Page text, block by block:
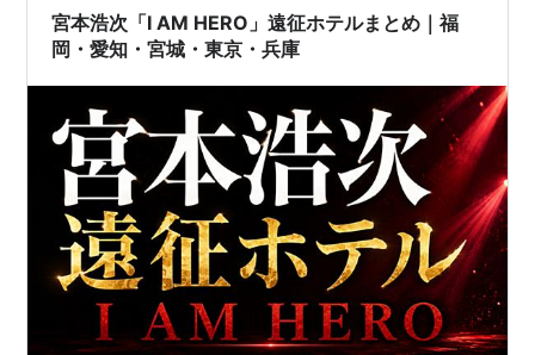
宮本浩次「I AM HERO」遠征ホテルまとめ｜福
岡・愛知・宮城・東京・兵庫